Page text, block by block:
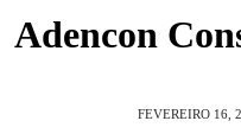
Adencon
FEVEREIRO 16,